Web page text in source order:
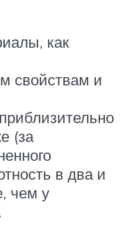
как
свойствам и
(за
в два и
чем у